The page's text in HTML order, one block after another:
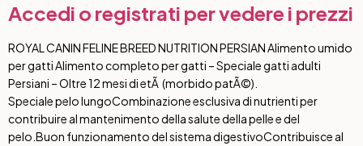
Accedi o registrati per vedere i prezzi
ROYAL CANIN FELINE BREED NUTRITION PERSIAN Alimento umido
per gatti Alimento completo per gatti – Speciale gatti adulti
Persiani – Oltre 12 mesi di etÃ (morbido patÃ©).
Speciale pelo lungoCombinazione esclusiva di nutrienti per
contribuire al mantenimento della salute della pelle e del
pelo. Buon funzionamento del sistema digestivoContribuisce al